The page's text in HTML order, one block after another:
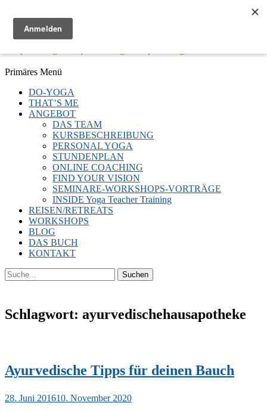
Menü
Facebook
Twitter
E-
LinkedIn
YouTube
Instagram
Primäres Menü
Zum
Inhalt
springen
DO-YOGA
THAT’S ME
ANGEBOT
DAS TEAM
KURSBESCHREIBUNG
PERSONAL YOGA
STUNDENPLAN
ONLINE COACHING
FIND YOUR VISION
SEMINARE-WORKSHOPS-VORTRÄGE
INSIDE Yoga Teacher Training
REISEN/RETREATS
WORKSHOPS
BLOG
DAS BUCH
KONTAKT
Suchen
Suchen
nach:
Schlagwort: ayurvedischehausapotheke
Ayurvedische Tipps für deinen Bauch
Veröffentlicht
28. Juni 201610. November 2020